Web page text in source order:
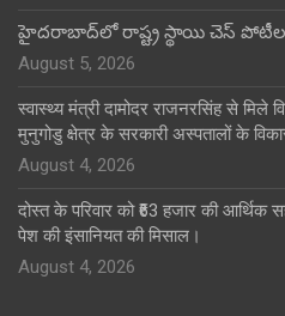
హైదరాబాద్‌లో రాష్ట్ర స్థాయి చెస్
August 5, 2026
स्वास्थ्य मंत्री दामोदर राजनरसिंह से मिले
मुनुगोडु क्षेत्र के सरकारी अस्पतालों के
August 4, 2026
दोस्त के परिवार को ₹63 हजार की
पेश की इंसानियत की मिसाल।
August 4, 2026